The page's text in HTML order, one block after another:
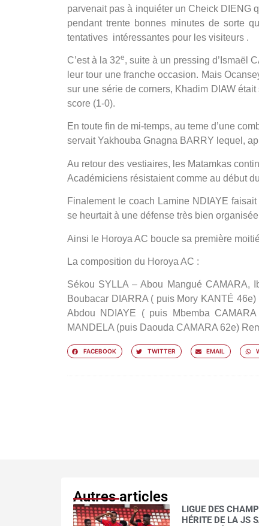
parvenait pas à inquiéter un Cheick DIENG
pendant trente bonnes minutes de sorte
tentatives intéressantes pour les visiteurs .
C’est à la 32e, suite à un pressing d’Ismaël
leur tour une franche occasion. Mais
sur une série de corners, Khadim DIAW
score (1-0).
En toute fin de mi-temps, au teme d’une
servait Yakhouba Gnagna BARRY lequel,
Au retour des vestiaires, les Matamkas
Académiciens résistaient comme au début
Finalement le coach Lamine NDIAYE
se heurtait à une défense très bien
Ainsi le Horoya AC boucle sa première
La composition du Horoya AC :
Sékou SYLLA – Abou Mangué CAMARA,
Boubacar DIARRA ( puis Mory KANTÉ
Abdou NDIAYE ( puis Mbemba
MANDELA (puis Daouda CAMARA 62e)
FACEBOOK TWITTER EMAIL
Autres articles
LIGUE DES
HÉRITE DE LA JS